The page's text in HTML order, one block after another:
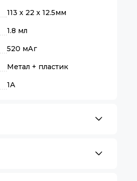
113 х 22 х 12.5мм
1.8 мл
520 мАг
Метал + пластик
1А